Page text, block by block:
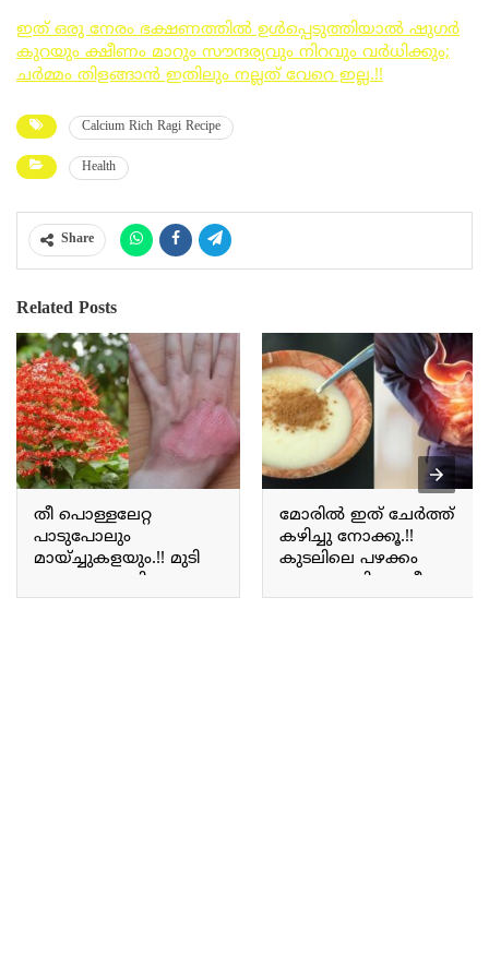
ഇത് ഒരു നേരം ഭക്ഷണത്തിൽ ഉൾപ്പെടുത്തിയാൽ ഷുഗർ
കുറയും ക്ഷീണം മാറും സൗന്ദര്യവും നിറവും വർധിക്കും;
ചർമ്മം തിളങ്ങാൻ ഇതിലും നല്ലത് വേറെ ഇല്ല.!!
Calcium Rich Ragi Recipe
Health
Share
Related Posts
തീ പൊള്ളലേറ്റ
പാടുപോലും
മായ്ച്ചുകളയും.!! മുടി
വളരാനും മുറി
ഉണങ്ങാനും ഉത്തമം;
മോരിൽ ഇത് ചേർത്ത്
കഴിച്ചു നോക്കൂ.!!
കുടലിലെ പഴക്കം
ചെന്ന മാലിന്യം നീക്കം
ചെയ്യാം; പുളിച്ചു